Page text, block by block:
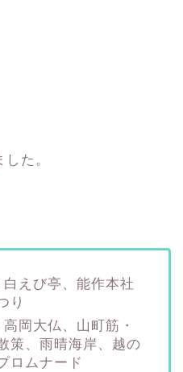
た。
白えび亭、能作本社
り
高岡大仏、山町筋・
策、雨晴海岸、越の
ロムナード